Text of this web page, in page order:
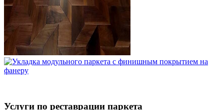
Услуги по реставрации паркета